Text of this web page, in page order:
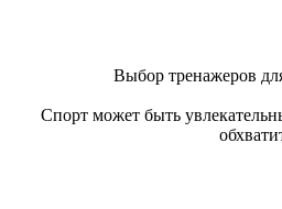
Выбор тренажеров
Спорт может быть